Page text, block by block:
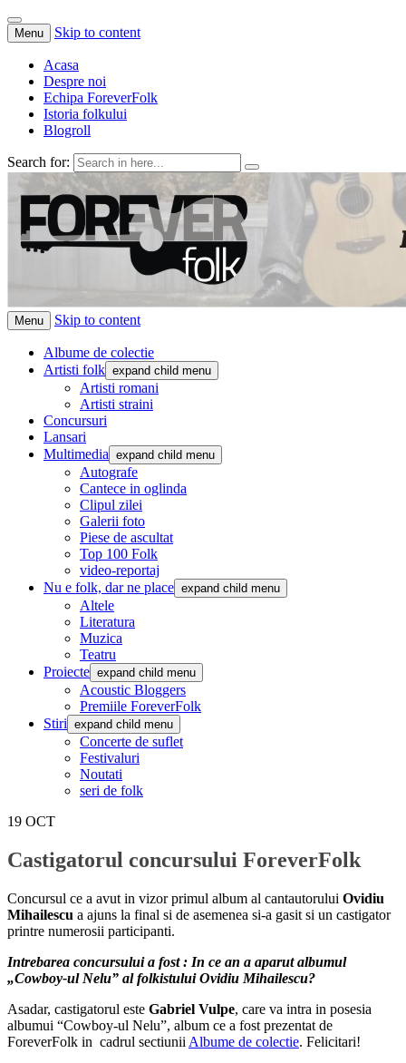
Menu Skip to content
Acasa
Despre noi
Echipa ForeverFolk
Istoria folkului
Blogroll
Search for:
ForeverFolk
Muzica sufletului tau
Menu Skip to content
Albume de colectie
Artisti folk expand child menu
Artisti romani
Artisti straini
Concursuri
Lansari
Multimedia expand child menu
Autografe
Cantece in oglinda
Clipul zilei
Galerii foto
Piese de ascultat
Top 100 Folk
video-reportaj
Nu e folk, dar ne place expand child menu
Altele
Literatura
Muzica
Teatru
Proiecte expand child menu
Acoustic Bloggers
Premiile ForeverFolk
Stiri expand child menu
Concerte de suflet
Festivaluri
Noutati
seri de folk
19 OCT
Castigatorul concursului ForeverFolk
Concursul ce a avut in vizor primul album al cantautorului Ovidiu
Mihailescu a ajuns la final si de asemenea si-a gasit si un castigator
printre numerosii participanti.
Intrebarea concursului a fost : In ce an a aparut albumul
„Cowboy-ul Nelu” al folkistului Ovidiu Mihailescu?
Asadar, castigatorul este Gabriel Vulpe, care va intra in posesia
albumui “Cowboy-ul Nelu”, album ce a fost prezentat de
ForeverFolk in cadrul sectiunii Albume de colectie. Felicitari!